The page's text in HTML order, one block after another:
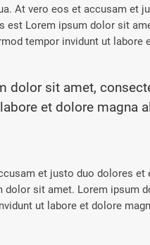
At vero eos et accusam et
est Lorem ipsum dolor sit
tempor invidunt ut labore
dolor sit amet,
et dolore magna
et justo duo dolores et
dolor sit amet. Lorem ipsum
ut labore et dolore